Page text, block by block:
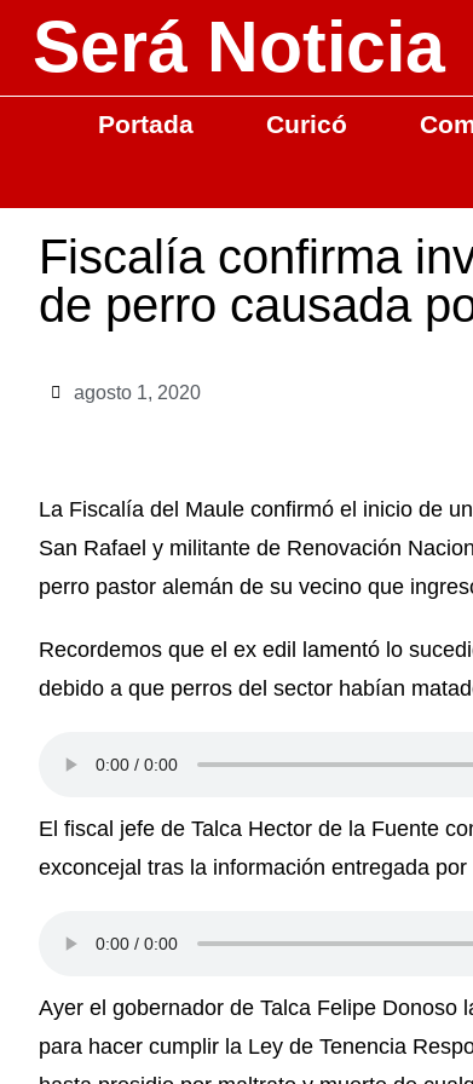
Será Noticia
Portada Curicó
Fiscalía confirma
de perro causada
agosto 1, 2020
La Fiscalía del Maule confirmó el inicio de
San Rafael y militante de Renovación
perro pastor alemán de su vecino que
Recordemos que el ex edil lamentó lo
debido a que perros del sector habían
El fiscal jefe de Talca Hector de la Fuente
exconcejal tras la información entregada por
Ayer el gobernador de Talca Felipe
para hacer cumplir la Ley de Tenencia